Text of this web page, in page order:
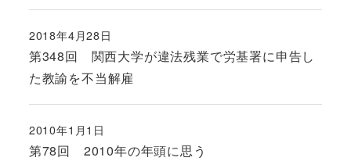
第348回 関西大学が違法残業で労基署に申告し
た教諭を不当解雇
投稿日
2018年4月28日
第78回 2010年の年頭に思う
投稿日
2010年1月1日